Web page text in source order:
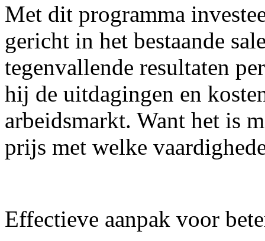
Met dit programma
gericht in het bestaande
tegenvallende resultaten
hij de uitdagingen en
arbeidsmarkt. Want het is
prijs met welke
Effectieve aanpak voor